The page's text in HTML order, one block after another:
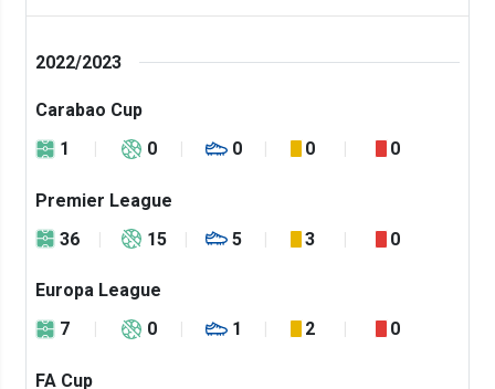
2022/2023
Carabao Cup
1
0 0 0 0
Premier League
36
15 5 3 0
Europa League
7
0 1 2 0
FA Cup